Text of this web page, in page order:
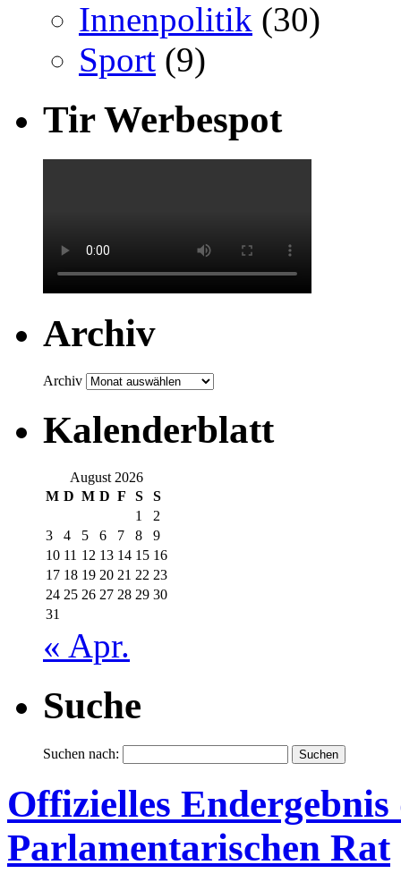
Innenpolitik (30)
Sport (9)
Tir Werbespot
Archiv
Archiv
Kalenderblatt
August 2026
M D M D F S
S
1
2
3
4 5 6 7 8
9
10 11 12 13 14 15 16
17 18 19 20 21 22 23
24 25 26 27 28 29 30
31
« Apr.
Suche
Suchen nach:
Offizielles
Parlamentarischen Rat